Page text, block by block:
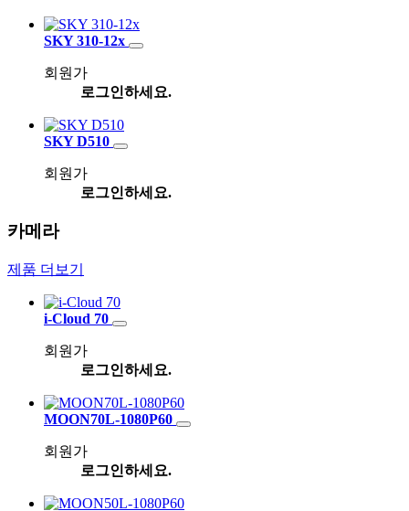
SKY 310-12x
회원가
로그인하세요.
SKY D510
회원가
로그인하세요.
카메라
제품 더보기
i-Cloud 70
회원가
로그인하세요.
MOON70L-1080P60
회원가
로그인하세요.